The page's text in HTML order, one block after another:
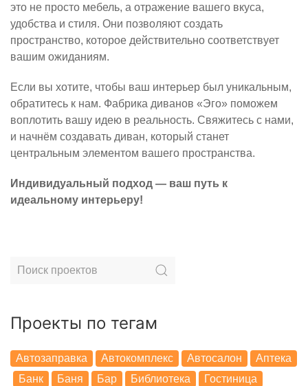
это не просто мебель, а отражение вашего вкуса,
удобства и стиля. Они позволяют создать
пространство, которое действительно соответствует
вашим ожиданиям.
Если вы хотите, чтобы ваш интерьер был уникальным,
обратитесь к нам. Фабрика диванов «Эго» поможем
воплотить вашу идею в реальность. Свяжитесь с нами,
и начнём создавать диван, который станет
центральным элементом вашего пространства.
Индивидуальный подход — ваш путь к
идеальному интерьеру!
Проекты по тегам
Автозаправка Автокомплекс Автосалон
Аптека
Банк
Баня Бар Библиотека
Гостиница